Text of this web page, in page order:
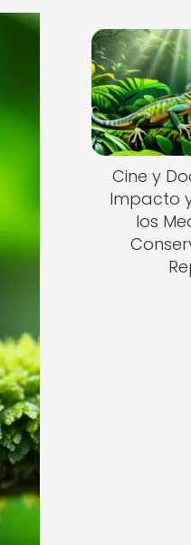
Cine y
Impacto
los